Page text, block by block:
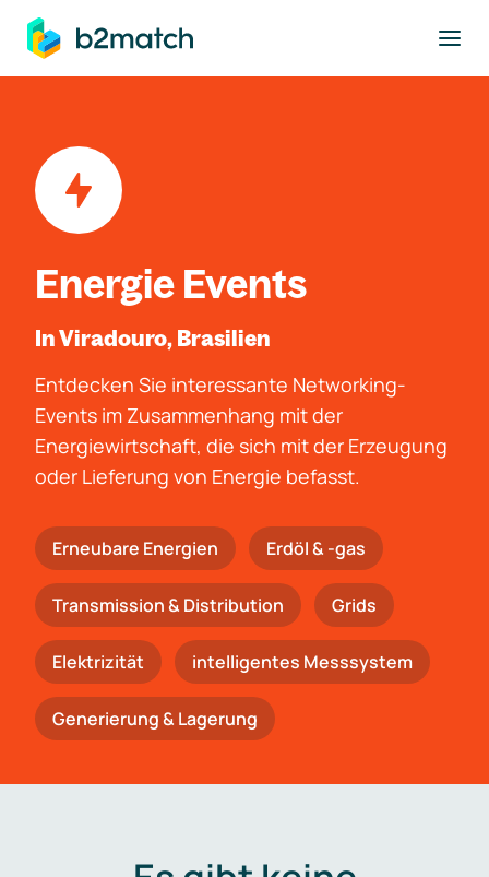
springen
Energie Events
In Viradouro, Brasilien
Entdecken Sie interessante Networking-
Events im Zusammenhang mit der
Energiewirtschaft, die sich mit der Erzeugung
oder Lieferung von Energie befasst.
Erneubare Energien Erdöl & -gas
Trans­mis­si­on & Distribution Grids
Elektrizität intelligentes Messsystem
Generierung & Lagerung